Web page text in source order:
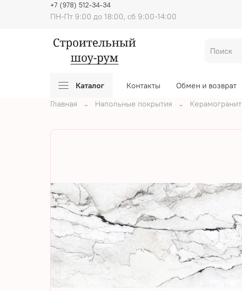
ПН-Пт 9:00 до 18:00, сб 9:00-14:00
+7 (978) 512-34-34
Каталог Контакты Обмен и возврат
Главная
Напольные покрытия Керамогранит